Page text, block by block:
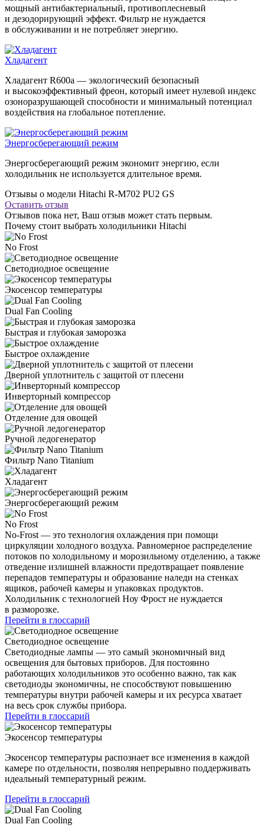
мощный антибактериальный, противоплесневый
и дезодорирующий эффект. Фильтр не нуждается
в обслуживании и не потребляет энергию.
Хладагент
Хладагент R600a — экологический безопасный
и высокоэффективный фреон, который имеет нулевой индекс
озоноразрушающей способности и минимальный потенциал
воздействия на глобальное потепление.
Энергосберегающий режим
Энергосберегающий режим экономит энергию, если
холодильник не используется длительное время.
Отзывы о модели Hitachi R-M702 PU2 GS
Оставить отзыв
Отзывов пока нет, Ваш отзыв может стать первым.
Почему стоит выбрать холодильники Hitachi
No Frost
Светодиодное освещение
Экосенсор температуры
Dual Fan Cooling
Быстрая и глубокая заморозка
Быстрое охлаждение
Дверной уплотнитель с защитой от плесени
Инверторный компрессор
Отделение для овощей
Ручной ледогенератор
Фильтр Nano Titanium
Хладагент
Энергосберегающий режим
No Frost
No-Frost — это технология охлаждения при помощи
циркуляции холодного воздуха. Равномерное распределение
потоков по холодильному и морозильному отделению, а также
отведение излишней влажности предотвращает появление
перепадов температуры и образование наледи на стенках
ящиков, рабочей камеры и упаковках продуктов.
Холодильник с технологией Ноу Фрост не нуждается
в разморозке.
Перейти в глоссарий
Светодиодное освещение
Светодиодные лампы — это самый экономичный вид
освещения для бытовых приборов. Для постоянно
работающих холодильников это особенно важно, так как
светодиоды экономичны, не способствуют повышению
температуры внутри рабочей камеры и их ресурса хватает
на весь срок службы прибора.
Перейти в глоссарий
Экосенсор температуры
Экосенсор температуры распознает все изменения в каждой
камере по отдельности, позволяя непрерывно поддерживать
идеальный температурный режим.
Перейти в глоссарий
Dual Fan Cooling